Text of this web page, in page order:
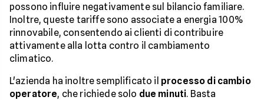
possono influire negativamente sul bilancio familiare.
Inoltre, queste tariffe sono associate a energia 100%
rinnovabile, consentendo ai clienti di contribuire
attivamente alla lotta contro il cambiamento
climatico.
L'azienda ha inoltre semplificato il processo di cambio
operatore, che richiede solo due minuti. Basta